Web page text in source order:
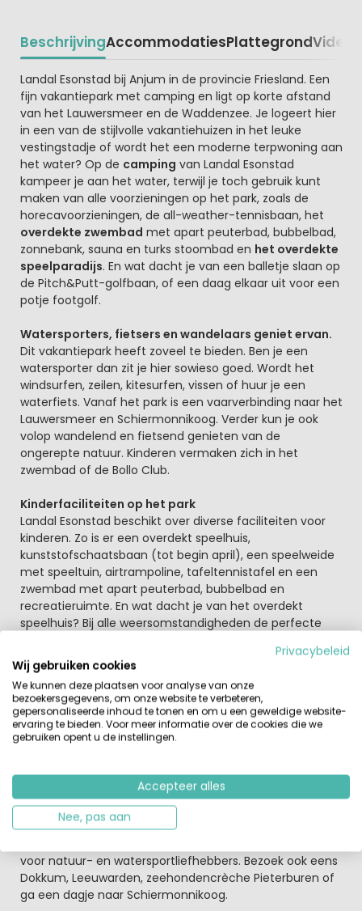
BeschrijvingAccommodatiesPlattegrondVideo
Beschrijving
Landal Esonstad bij Anjum in de provincie Friesland. Een
fijn vakantiepark met camping en ligt op korte afstand
van het Lauwersmeer en de Waddenzee. Je logeert hier
in een van de stijlvolle vakantiehuizen in het leuke
vestingstadje of wordt het een moderne terpwoning aan
het water? Op de camping van Landal Esonstad
kampeer je aan het water, terwijl je toch gebruik kunt
maken van alle voorzieningen op het park, zoals de
horecavoorzieningen, de all-weather-tennisbaan, het
overdekte zwembad met apart peuterbad, bubbelbad,
zonnebank, sauna en turks stoombad en het overdekte
speelparadijs. En wat dacht je van een balletje slaan op
de Pitch&Putt-golfbaan, of een daag elkaar uit voor een
potje footgolf.
Watersporters, fietsers en wandelaars geniet ervan.
Dit vakantiepark heeft zoveel te bieden. Ben je een
watersporter dan zit je hier sowieso goed. Wordt het
windsurfen, zeilen, kitesurfen, vissen of huur je een
waterfiets. Vanaf het park is een vaarverbinding naar het
Lauwersmeer en Schiermonnikoog. Verder kun je ook
volop wandelend en fietsend genieten van de
ongerepte natuur. Kinderen vermaken zich in het
zwembad of de Bollo Club.
Kinderfaciliteiten op het park
Landal Esonstad beschikt over diverse faciliteiten voor
kinderen. Zo is er een overdekt speelhuis,
kunststofschaatsbaan (tot begin april), een speelweide
met speeltuin, airtrampoline, tafeltennistafel en een
zwembad met apart peuterbad, bubbelbad en
recreatieruimte. En wat dacht je van het overdekt
speelhuis? Bij alle weersomstandigheden de perfecte
zich naar hartelust uitleven. Kom het snel ontdekken!
Of wat dacht je van een bezoek aan
Schiermonnikoog. Friesland heeft zoveel
mogelijkheden.
Verder kun je na een fijne dag een van de gezellige
gezelligheid dat is allemaal aanwezig op dit leuke park
aan het Leukermeer. Het park ligt op de grens van
Nationaal Park Het Lauwersmeer met open
vaarverbinding met het Lauwersmeer. Hier geniet je van
voor natuur- en watersportliefhebbers. Bezoek ook eens
Dokkum, Leeuwarden, zeehondencrèche Pieterburen of
ga een dagje naar Schiermonnikoog.
Privacybeleid
Wij gebruiken cookies
We kunnen deze plaatsen voor analyse van onze
bezoekersgegevens, om onze website te verbeteren,
gepersonaliseerde inhoud te tonen en om u een geweldige website-
ervaring te bieden. Voor meer informatie over de cookies die we
gebruiken opent u de instellingen.
Accepteer alles
Nee, pas aan